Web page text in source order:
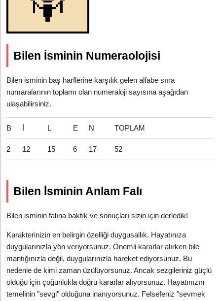
Bilen İsminin Numeraolojisi
Bilen isminin baş harflerine karşılık gelen alfabe sııra
numaralarının toplamı olan numeraloji sayısına aşağıdan
ulaşabilirsiniz.
B İ L E N TOPLAM
2 12 15 6 17 52
Bilen İsminin Anlam Falı
Bilen isminin falına baktık ve sonuçları sizin için derledik!
Karakterinizin en belirgin özelliği duygusallık. Hayatınıza
duygularınızla yön veriyorsunuz. Önemli kararlar alırken bile
mantığınızla değil, duygularınızla hareket ediyorsunuz. Bu
nedenle de kimi zaman üzülüyorsunuz. Ancak sezgileriniz güçlü
olduğu için çoğunlukla doğru kararlar alıyorsunuz. Hayatınızın
temelinin "sevgi" olduğuna inanıyorsunuz. Felsefeniz "sevmek